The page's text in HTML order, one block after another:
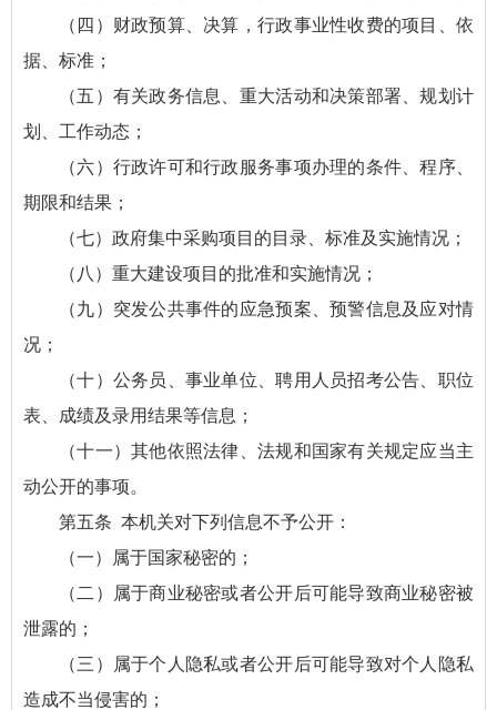
（四）财政预算、决算，行政事业性收费的项目、依
据、标准；
（五）有关政务信息、重大活动和决策部署、规划计
划、工作动态；
（六）行政许可和行政服务事项办理的条件、程序、
期限和结果；
（七）政府集中采购项目的目录、标准及实施情况；
（八）重大建设项目的批准和实施情况；
（九）突发公共事件的应急预案、预警信息及应对情
况；
（十）公务员、事业单位、聘用人员招考公告、职位
表、成绩及录用结果等信息；
（十一）其他依照法律、法规和国家有关规定应当主
动公开的事项。
第五条 本机关对下列信息不予公开：
（一）属于国家秘密的；
（二）属于商业秘密或者公开后可能导致商业秘密被
泄露的；
（三）属于个人隐私或者公开后可能导致对个人隐私
造成不当侵害的；